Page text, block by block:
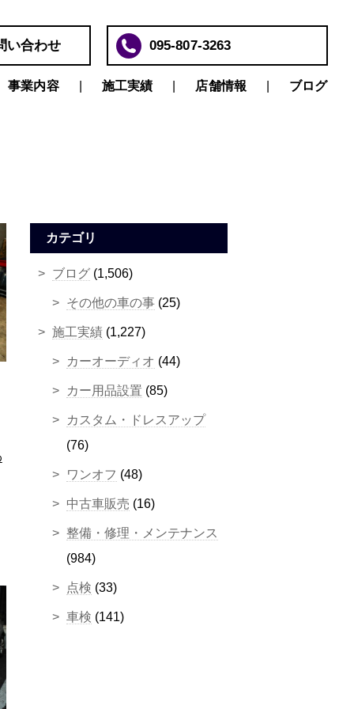
い合わせ 095-807-3263
事業内容 施工実績 店舗情報 ブログ
カテゴリ
ブログ (1,506)
その他の車の事 (25)
施工実績 (1,227)
カーオーディオ (44)
カー用品設置 (85)
カスタム・ドレスアップ
(76)
ワンオフ (48)
中古車販売 (16)
整備・修理・メンテナンス
(984)
点検 (33)
車検 (141)